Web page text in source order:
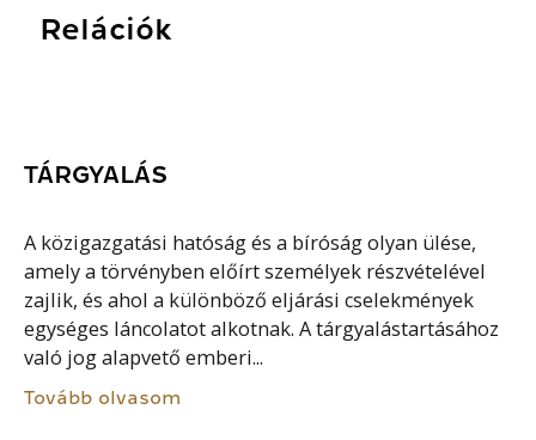
Relációk
TÁRGYALÁS
A közigazgatási hatóság és a bíróság olyan ülése,
amely a törvényben előírt személyek részvételével
zajlik, és ahol a különböző eljárási cselekmények
egységes láncolatot alkotnak. A tárgyalástartásához
való jog alapvető emberi...
Tovább olvasom